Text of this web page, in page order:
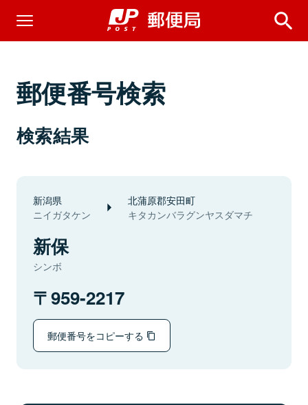
郵便番号検索
検索結果
新潟県
ニイガタケン
北蒲原郡安田町
キタカンバラグンヤスダマチ
新保
シンボ
959-2217
郵便番号をコピーする